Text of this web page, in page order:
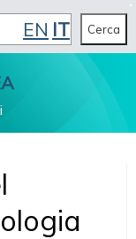
Cerca
EN IT